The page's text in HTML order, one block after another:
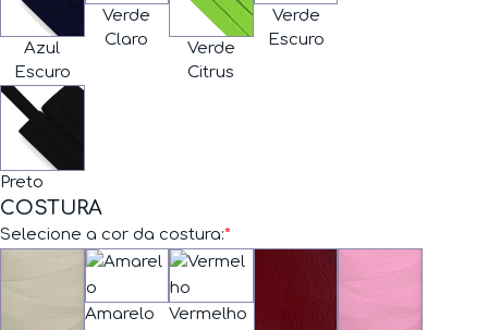
Azul
Escuro
Verde
Claro
Verde
Citrus
Verde
Escuro
Preto
COSTURA
*
Selecione a cor da costura:
Amarelo
Vermelho